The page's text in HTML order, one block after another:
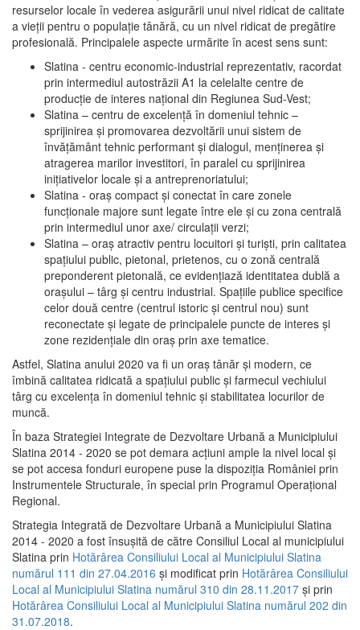
resurselor locale în vederea asigurării unui nivel ridicat de calitate
a vieţii pentru o populaţie tânără, cu un nivel ridicat de pregătire
profesională. Principalele aspecte urmărite în acest sens sunt:
Slatina - centru economic-industrial reprezentativ, racordat
prin intermediul autostrăzii A1 la celelalte centre de
producţie de interes naţional din Regiunea Sud-Vest;
Slatina – centru de excelenţă în domeniul tehnic –
sprijinirea şi promovarea dezvoltării unui sistem de
învăţământ tehnic performant şi dialogul, menţinerea şi
atragerea marilor investitori, în paralel cu sprijinirea
iniţiativelor locale şi a antreprenoriatului;
Slatina - oraş compact şi conectat în care zonele
funcţionale majore sunt legate între ele şi cu zona centrală
prin intermediul unor axe/ circulații verzi;
Slatina – oraş atractiv pentru locuitori şi turişti, prin calitatea
spaţiului public, pietonal, prietenos, cu o zonă centrală
preponderent pietonală, ce evidenţiază identitatea dublă a
oraşului – târg şi centru industrial. Spaţiile publice specifice
celor două centre (centrul istoric şi centrul nou) sunt
reconectate şi legate de principalele puncte de interes şi
zone rezidenţiale din oraş prin axe tematice.
Astfel, Slatina anului 2020 va fi un oraş tânăr şi modern, ce
îmbină calitatea ridicată a spaţiului public şi farmecul vechiului
târg cu excelenţa în domeniul tehnic şi stabilitatea locurilor de
muncă.
În baza Strategiei Integrate de Dezvoltare Urbană a Municipiului
Slatina 2014 - 2020 se pot demara acţiuni ample la nivel local şi
se pot accesa fonduri europene puse la dispoziţia României prin
Instrumentele Structurale, în special prin Programul Operațional
Regional.
Strategia Integrată de Dezvoltare Urbană a Municipiului Slatina
2014 - 2020 a fost însuşită de către Consiliul Local al municipiului
Slatina prin Hotărârea Consiliului Local al Municipiului Slatina
numărul 111 din 27.04.2016 și modificat prin Hotărârea Consiliului
Local al Municipiului Slatina numărul 310 din 28.11.2017 și prin
Hotărârea Consiliului Local al Municipiului Slatina numărul 202 din
31.07.2018.